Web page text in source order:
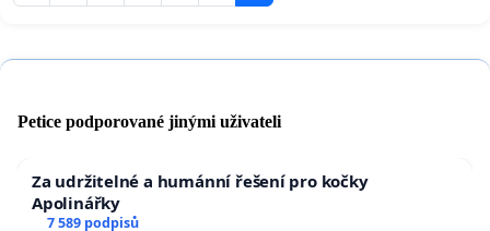
Petice podporované jinými uživateli
Za udržitelné a humánní řešení pro kočky
Apolinářky
7 589 podpisů